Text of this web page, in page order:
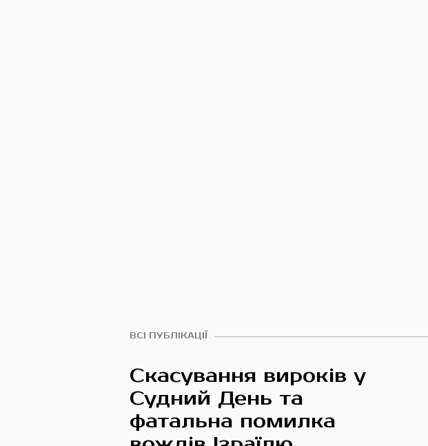
ВСІ ПУБЛІКАЦІЇ
Скасування вироків у
Судний День та
фатальна помилка